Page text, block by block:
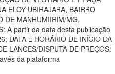
ELOY UBIRAJARA, BAIRRO
DE MANHUMIIRIM/MG.
A partir da data desta publicação
DATA E HORÁRIO DE INÍCIO DA
LANCES/DISPUTA DE PREÇOS:
da plataforma